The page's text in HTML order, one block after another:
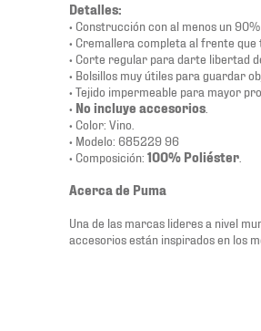
Detalles:
• Construcción con al menos un
• Cremallera completa al frente
• Corte regular para darte libertad
• Bolsillos muy útiles para guardar
• Tejido impermeable para mayor
• No incluye accesorios
• Color: Vino.
• Modelo: 685229 96
• Composición: 100% Poliéster
Acerca de Puma
Una de las marcas lideres a nivel
accesorios están inspirados en los